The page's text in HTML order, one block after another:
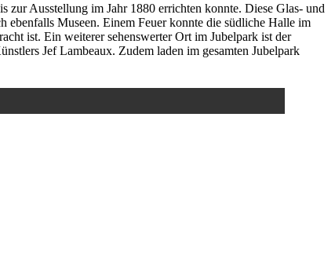
Ausstellung im Jahr 1880 errichten konnte. Diese Glas- und
ebenfalls Museen. Einem Feuer konnte die südliche Halle im
ist. Ein weiterer sehenswerter Ort im Jubelpark ist der
Jef Lambeaux. Zudem laden im gesamten Jubelpark